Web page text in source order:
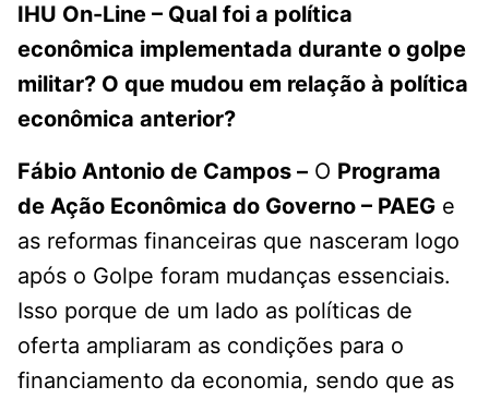
IHU On-Line – Qual foi a política
econômica implementada durante o golpe
militar? O que mudou em relação à política
econômica anterior?
Fábio Antonio de Campos – O Programa
de Ação Econômica do Governo – PAEG e
as reformas financeiras que nasceram logo
após o Golpe foram mudanças essenciais.
Isso porque de um lado as políticas de
oferta ampliaram as condições para o
financiamento da economia, sendo que as